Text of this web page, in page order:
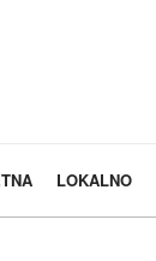
LOKALNO